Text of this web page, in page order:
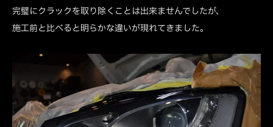
完璧にクラックを取り除くことは出来ませんでしたが、
施工前と比べると明らかな違いが現れてきました。